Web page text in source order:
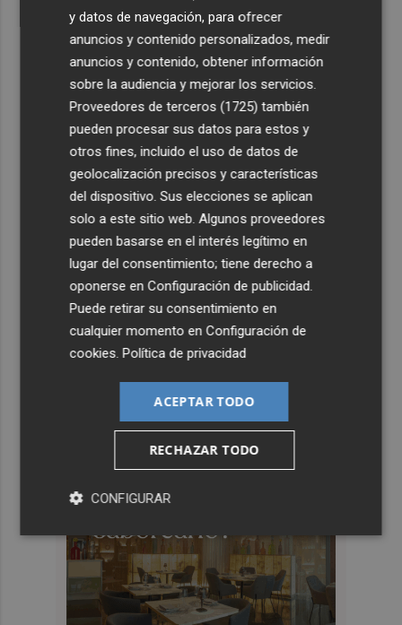
y datos de navegación, para ofrecer
anuncios y contenido personalizados, medir
anuncios y contenido, obtener información
sobre la audiencia y mejorar los servicios.
Proveedores de terceros (1725) también
pueden procesar sus datos para estos y
otros fines, incluido el uso de datos de
geolocalización precisos y características
del dispositivo. Sus elecciones se aplican
solo a este sitio web. Algunos proveedores
pueden basarse en el interés legítimo en
lugar del consentimiento; tiene derecho a
oponerse enConfiguración de publicidad
Puede retirar su consentimiento en
cualquier momento enConfiguración de
cookies .Política de privacidad
ACEPTAR TODO
RECHAZAR TODO
CONFIGURAR